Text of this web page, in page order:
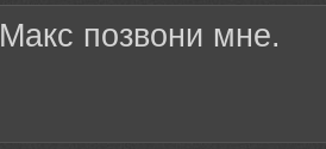
Макс позвони мне.